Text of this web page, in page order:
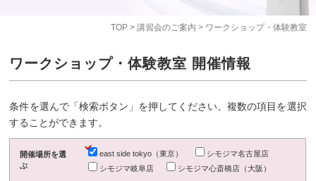
TOP> 講習会のご案内 > ワークショップ・体験教室
ワークショップ・体験教室 開催情報
条件を選んで「検索ボタン」を押してください。複数の項目を選択
することができます。
開催場所を選
ぶ
east side tokyo（東京）
シモジマ名古屋店
シモジマ岐阜店
シモジマ心斎橋店（大阪）